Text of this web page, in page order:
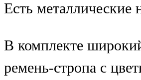
Есть металлические
В комплекте
ремень-стропа с